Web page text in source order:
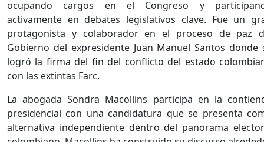
ocupando cargos en el Congreso y
activamente en debates legislativos clave. Fue un
protagonista y colaborador en el proceso de paz
Gobierno del expresidente Juan Manuel Santos donde
logró la firma del fin del conflicto del estado
con las extintas Farc.
La abogada Sondra Macollins participa en la
presidencial con una candidatura que se presenta
alternativa independiente dentro del panorama